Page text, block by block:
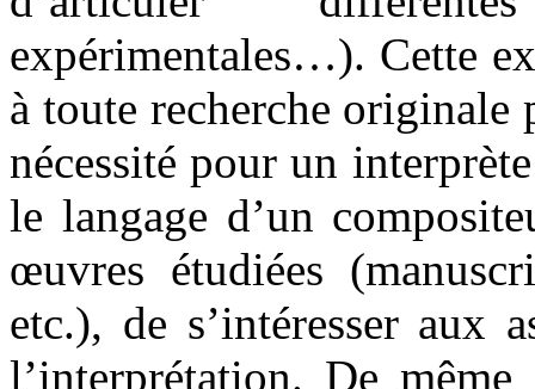
expérimentales…). Cette
à toute recherche originale
nécessité pour un
le langage d’un
œuvres étudiées
etc.), de s’intéresser aux
l’interprétation. De